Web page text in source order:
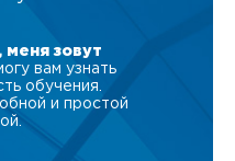
меня зовут
вам узнать
обучения.
и простой